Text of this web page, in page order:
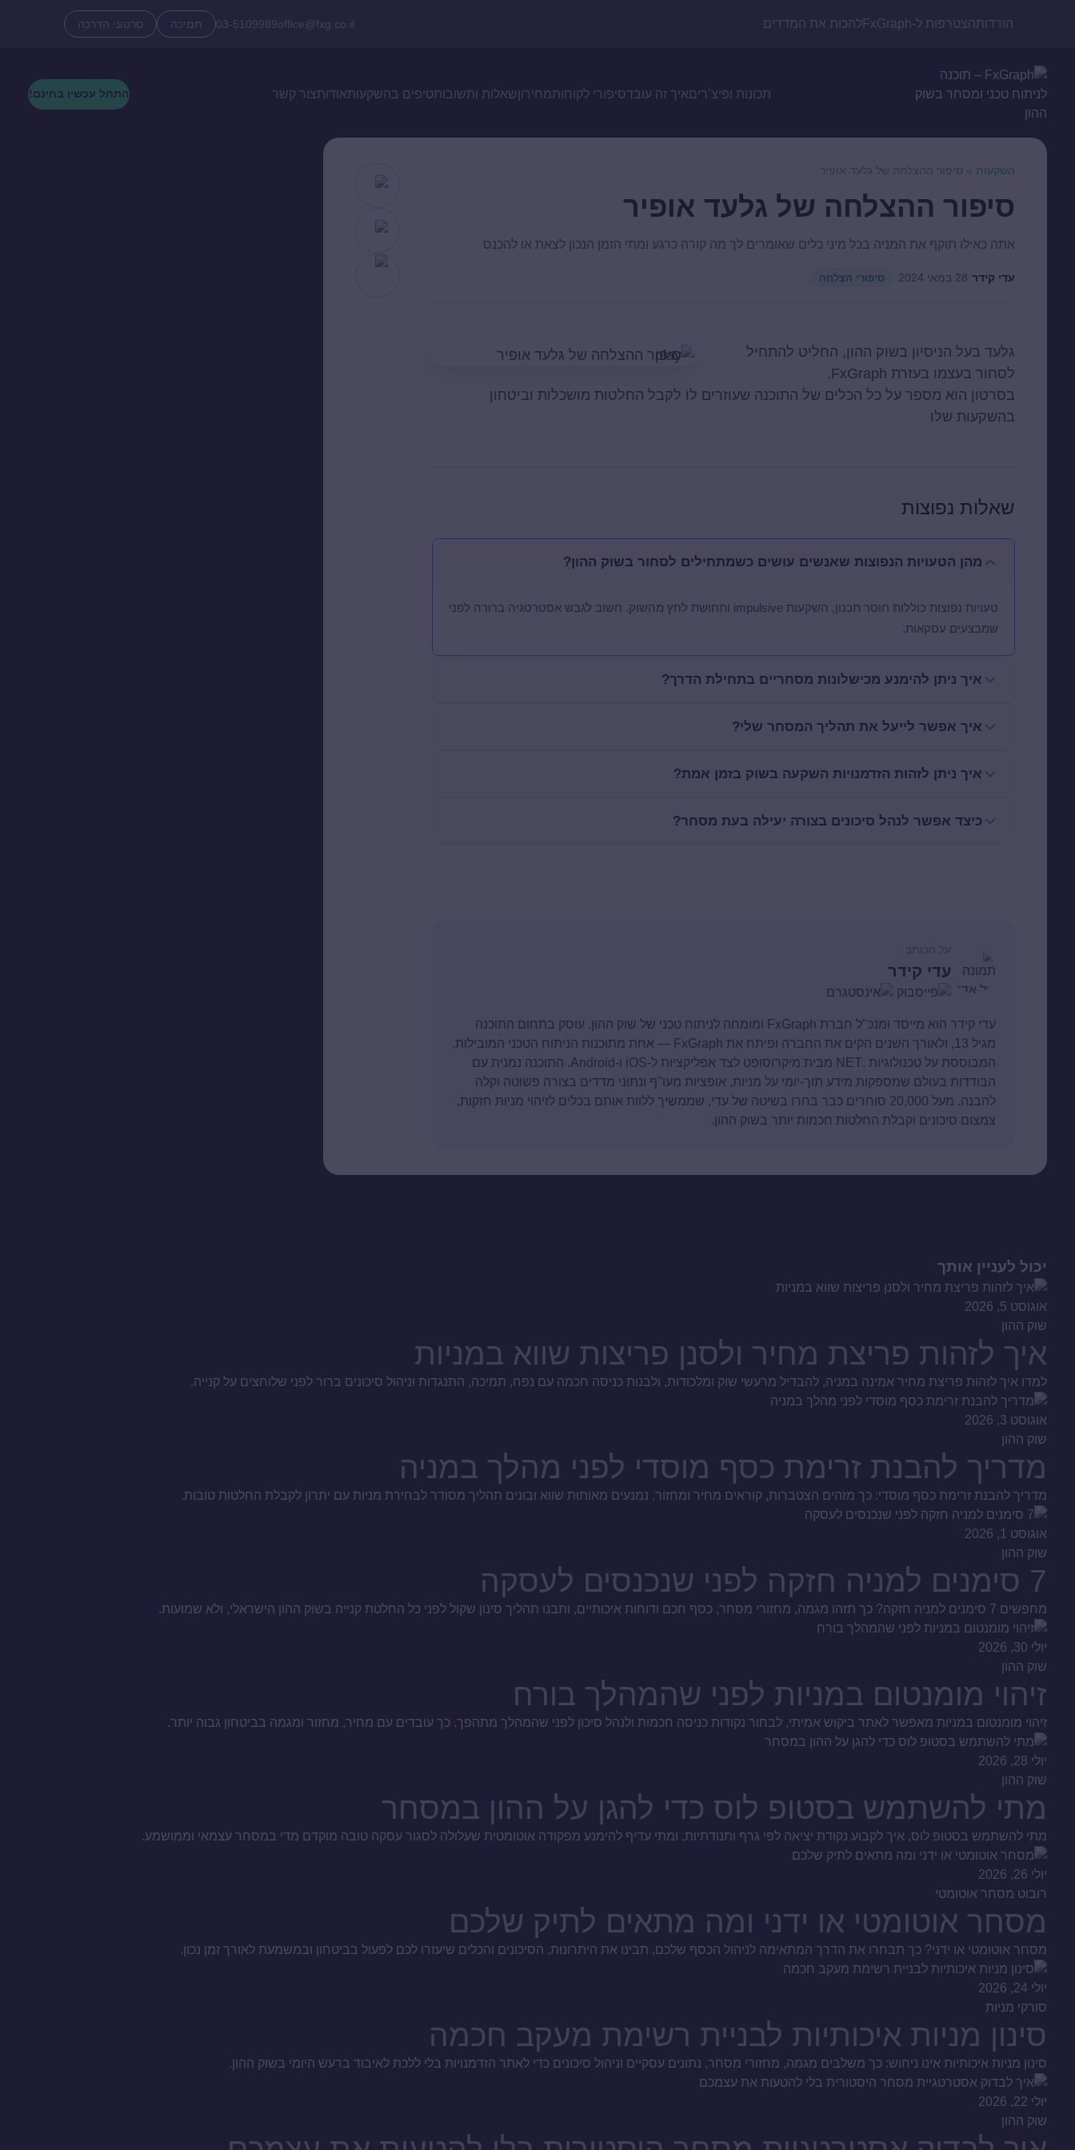
הורדותהצטרפות ל-FxGraph להכות את המדדים office@fxg.co.il
03-5109989 תמיכה סרטוני הדרכה
תכונות ופיצ’ריםאיך זה עובדסיפורי לקוחותמחירוןשאלות ותשובותטיפים בהשקעותאודותצור קשר התחל עכשיו בחינם!
השקעות » סיפור ההצלחה של גלעד אופיר
סיפור ההצלחה של גלעד אופיר
אתה כאילו תוקף את המניה בכל מיני כלים שאומרים לך מה קורה כרגע ומתי הזמן הנכון לצאת או להכנס
עדי קידר 28 במאי 2024 סיפורי הצלחה
גלעד בעל הניסיון בשוק ההון, החליט להתחיל
לסחור בעצמו בעזרת FxGraph.
בסרטון הוא מספר על כל הכלים של התוכנה שעוזרים לו לקבל החלטות מושכלות וביטחון
בהשקעות שלו
שאלות נפוצות
מהן הטעויות הנפוצות שאנשים עושים כשמתחילים לסחור בשוק ההון?
טעויות נפוצות כוללות חוסר תכנון, השקעות impulsive ותחושת לחץ מהשוק. חשוב לגבש אסטרטגיה ברורה לפני
שמבצעים עסקאות.
איך ניתן להימנע מכישלונות מסחריים בתחילת הדרך?
איך אפשר לייעל את תהליך המסחר שלי?
איך ניתן לזהות הזדמנויות השקעה בשוק בזמן אמת?
כיצד אפשר לנהל סיכונים בצורה יעילה בעת מסחר?
על הכותב
עדי קידר
עדי קידר הוא מייסד ומנכ"ל חברת FxGraph ומומחה לניתוח טכני של שוק ההון. עוסק בתחום התוכנה
מגיל 13, ולאורך השנים הקים את החברה ופיתח את FxGraph — אחת מתוכנות הניתוח הטכני המובילות,
המבוססת על טכנולוגיות .NET מבית מיקרוסופט לצד אפליקציות ל-iOS ו-Android. התוכנה נמנית עם
הבודדות בעולם שמספקות מידע תוך-יומי על מניות, אופציות מעו"ף ונתוני מדדים בצורה פשוטה וקלה
להבנה. מעל 20,000 סוחרים כבר בחרו בשיטה של עדי, שממשיך ללוות אותם בכלים לזיהוי מניות חזקות,
צמצום סיכונים וקבלת החלטות חכמות יותר בשוק ההון.
יכול לעניין אותך
אוגוסט 5, 2026
שוק ההון
איך לזהות פריצת מחיר ולסנן פריצות שווא במניות
למדו איך לזהות פריצת מחיר אמינה במניה, להבדיל מרעשי שוק ומלכודות, ולבנות כניסה חכמה עם נפח, תמיכה, התנגדות וניהול סיכונים ברור לפני שלוחצים על קנייה.
אוגוסט 3, 2026
שוק ההון
מדריך להבנת זרימת כסף מוסדי לפני מהלך במניה
מדריך להבנת זרימת כסף מוסדי: כך מזהים הצטברות, קוראים מחיר ומחזור, נמנעים מאותות שווא ובונים תהליך מסודר לבחירת מניות עם יתרון לקבלת החלטות טובות.
אוגוסט 1, 2026
שוק ההון
7 סימנים למניה חזקה לפני שנכנסים לעסקה
מחפשים 7 סימנים למניה חזקה? כך תזהו מגמה, מחזורי מסחר, כסף חכם ודוחות איכותיים, ותבנו תהליך סינון שקול לפני כל החלטת קנייה בשוק ההון הישראלי, ולא שמועות.
יולי 30, 2026
שוק ההון
זיהוי מומנטום במניות לפני שהמהלך בורח
זיהוי מומנטום במניות מאפשר לאתר ביקוש אמיתי, לבחור נקודות כניסה חכמות ולנהל סיכון לפני שהמהלך מתהפך. כך עובדים עם מחיר, מחזור ומגמה בביטחון גבוה יותר.
יולי 28, 2026
שוק ההון
מתי להשתמש בסטופ לוס כדי להגן על ההון במסחר
מתי להשתמש בסטופ לוס, איך לקבוע נקודת יציאה לפי גרף ותנודתיות, ומתי עדיף להימנע מפקודה אוטומטית שעלולה לסגור עסקה טובה מוקדם מדי במסחר עצמאי וממושמע.
יולי 26, 2026
רובוט מסחר אוטומטי
מסחר אוטומטי או ידני ומה מתאים לתיק שלכם
מסחר אוטומטי או ידני? כך תבחרו את הדרך המתאימה לניהול הכסף שלכם, תבינו את היתרונות, הסיכונים והכלים שיעזרו לכם לפעול בביטחון ובמשמעת לאורך זמן נכון.
יולי 24, 2026
סורקי מניות
סינון מניות איכותיות לבניית רשימת מעקב חכמה
סינון מניות איכותיות אינו ניחוש: כך משלבים מגמה, מחזורי מסחר, נתונים עסקיים וניהול סיכונים כדי לאתר הזדמנויות בלי ללכת לאיבוד ברעש היומי בשוק ההון.
יולי 22, 2026
שוק ההון